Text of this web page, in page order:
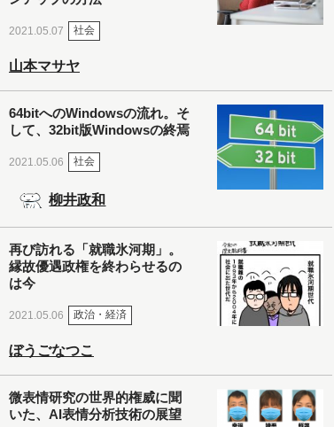
2021.05.07 社会
山本マサヤ
64bitへのWindowsの流れ。そ
して、32bit版Windowsの終焉
2021.05.06 社会
柳井政和
再び訪れる「就職氷河期」。
縁故優遇政権を終わらせるの
は今
2021.05.06 政治・経済
ぼうごなつこ
微表情研究の世界的権威に聞
いた、AI表情分析技術の展望